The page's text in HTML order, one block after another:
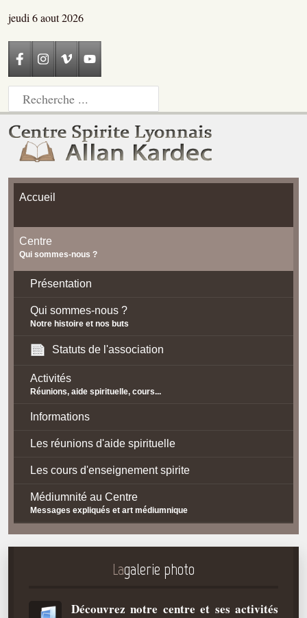
jeudi 6 aout 2026
Accueil
Centre
Qui sommes-nous ?
Présentation
Qui sommes-nous ?
Notre histoire et nos buts
Statuts de l'association
Activités
Réunions, aide spirituelle, cours...
Informations
Les réunions d'aide spirituelle
Les cours d'enseignement spirite
Médiumnité au Centre
Messages expliqués et art médiumnique
Contact / Accès
Plan d'accès
La doctrine Spirite
Lagalerie photo
Découvrez notre centre et ses activités